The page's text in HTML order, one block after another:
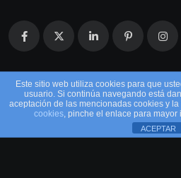
© 2026 EntreMandos.
Este sitio web utiliza cookies para que
usuario. Si continúa navegando está
aceptación de las mencionadas cookies y
cookies, pinche el enlace para mayor
ACEPTAR